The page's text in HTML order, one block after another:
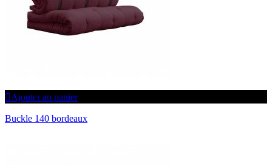
Ajouter au panier
Buckle 140 bordeaux